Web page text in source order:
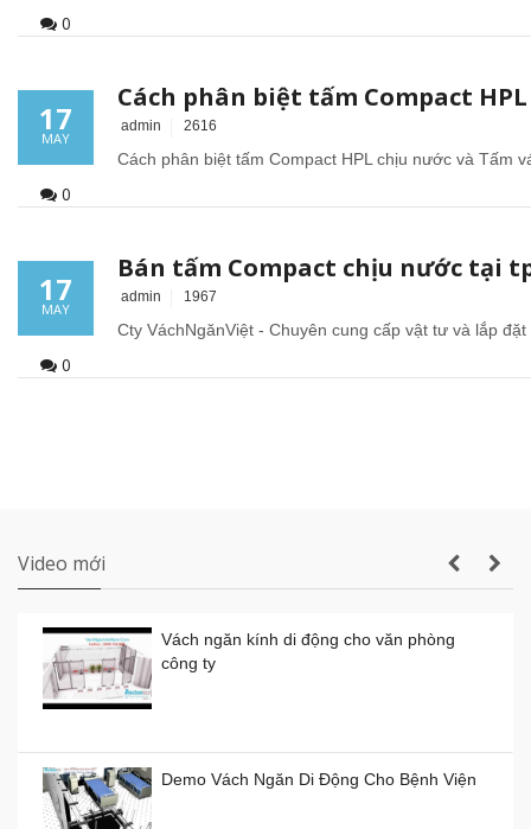
0
17
MAY
0
Cách phân biệt tấm Compact
admin 2616
Cách phân biệt tấm Compact HPL chịu nước và Tấm
17
MAY
0
Bán tấm Compact chịu nước tại
admin 1967
Cty VáchNgănViệt - Chuyên cung cấp vật tư và lắp
Video mới
tiệc cưới lớn nhất Gia Lai
Vách ngăn kính di động cho văn phòng
công ty
Demo Vách Ngăn Di Động Cho Bệnh Viện
Vách ngăn kính di động giá rẻ
Giá:0đ